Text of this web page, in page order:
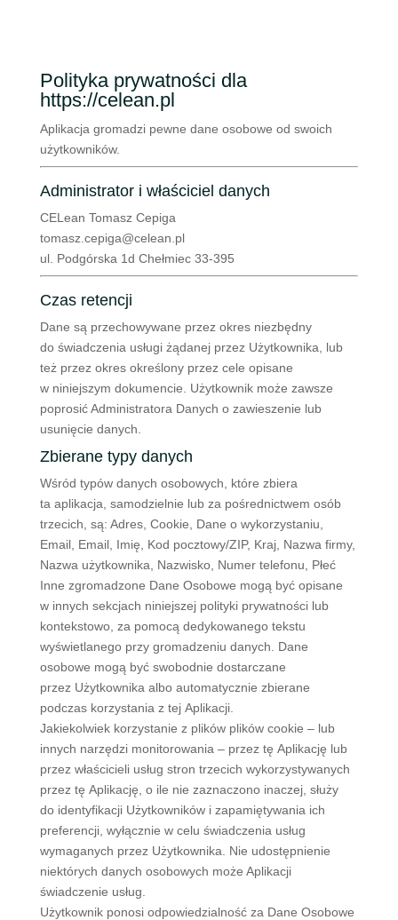
Polityka prywatności dla
https://celean.pl
Aplikacja gromadzi pewne dane osobowe od swoich
użytkowników.
Administrator i właściciel danych
CELean Tomasz Cepiga
tomasz.cepiga@celean.pl
ul. Podgórska 1d Chełmiec 33-395
Czas retencji
Dane są przechowywane przez okres niezbędny
do świadczenia usługi żądanej przez Użytkownika, lub
też przez okres określony przez cele opisane
w niniejszym dokumencie. Użytkownik może zawsze
poprosić Administratora Danych o zawieszenie lub
usunięcie danych.
Zbierane typy danych
Wśród typów danych osobowych, które zbiera
ta aplikacja, samodzielnie lub za pośrednictwem osób
trzecich, są: Adres, Cookie, Dane o wykorzystaniu,
Email, Email, Imię, Kod pocztowy/ZIP, Kraj, Nazwa firmy,
Nazwa użytkownika, Nazwisko, Numer telefonu, Płeć
Inne zgromadzone Dane Osobowe mogą być opisane
w innych sekcjach niniejszej polityki prywatności lub
kontekstowo, za pomocą dedykowanego tekstu
wyświetlanego przy gromadzeniu danych. Dane
osobowe mogą być swobodnie dostarczane
przez Użytkownika albo automatycznie zbierane
podczas korzystania z tej Aplikacji.
Jakiekolwiek korzystanie z plików plików cookie – lub
innych narzędzi monitorowania – przez tę Aplikację lub
przez właścicieli usług stron trzecich wykorzystywanych
przez tę Aplikację, o ile nie zaznaczono inaczej, służy
do identyfikacji Użytkowników i zapamiętywania ich
preferencji, wyłącznie w celu świadczenia usług
wymaganych przez Użytkownika. Nie udostępnienie
niektórych danych osobowych może Aplikacji
świadczenie usług.
Użytkownik ponosi odpowiedzialność za Dane Osobowe